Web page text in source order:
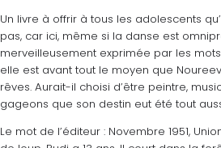
Un livre à offrir à tous les adolescents
pas, car ici, même si la danse est
merveilleusement exprimée par les
elle est avant tout le moyen que
rêves. Aurait-il choisi d’être peintre,
gageons que son destin eut été tout
Le mot de l’éditeur : Novembre 1951,